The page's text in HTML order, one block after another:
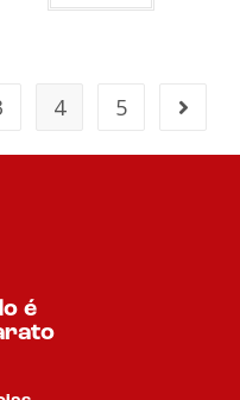
4 5
é